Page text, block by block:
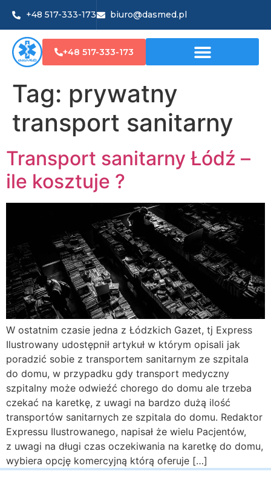
+48 517-333-173 biuro@dasmed.pl
+48 517-333-173
Tag: prywatny
transport sanitarny
Transport sanitarny Łódź –
ile kosztuje ?
W ostatnim czasie jedna z Łódzkich Gazet, tj Express
Ilustrowany udostępnił artykuł w którym opisali jak
poradzić sobie z transportem sanitarnym ze szpitala
do domu, w przypadku gdy transport medyczny
szpitalny może odwieźć chorego do domu ale trzeba
czekać na karetkę, z uwagi na bardzo dużą ilość
transportów sanitarnych ze szpitala do domu. Redaktor
Expressu Ilustrowanego, napisał że wielu Pacjentów,
z uwagi na długi czas oczekiwania na karetkę do domu,
wybiera opcję komercyjną którą oferuje […]